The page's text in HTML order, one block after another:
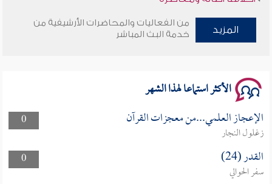
وأمنهم من خوف 9
المزيد
من الفعاليات والمحاضرات الأرشيفية من
خدمة البث المباشر
الأكثر استماعا لهذا الشهر
0 الإعجاز العلمي...من معجزات القرآن
زغلول النجار
0
القدر (24)
سفر الحوالي